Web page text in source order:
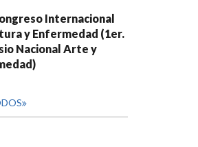
Internacional
y Enfermedad (1er.
Nacional Arte y